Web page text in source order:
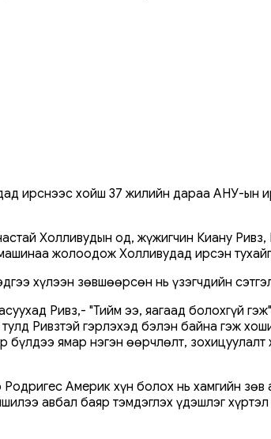
ирснээс хойш 37 жилийн дараа АНУ-ын
Холливудын од, жүжигчин Киану
жолоодож Холливудад ирсэн
хүлээн зөвшөөрсөн нь үзэгчдийн
Ривз,- "Тийм ээ, яагаад болохгүй
Ривзтэй гэрлэхэд бэлэн байна гэж
ямар нэгэн өөрчлөлт,
Америк хүн болох нь хамгийн
авбал баяр тэмдэглэх үдэшлэг